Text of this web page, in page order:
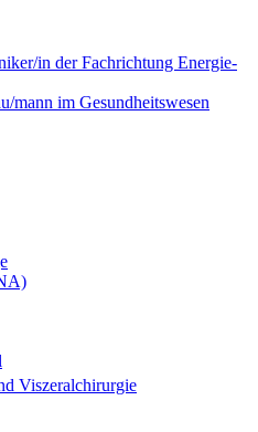
Viszeralchirurgie
in der Fachrichtung Energie-
mann im Gesundheitswesen